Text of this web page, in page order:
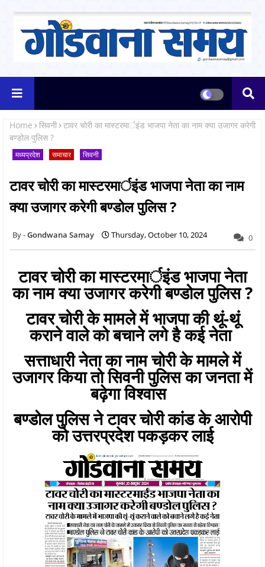
Home सिवनी टावर चोरी का मास्टरमार्इंड भाजपा नेता का नाम क्या उजागर करेगी
बण्डोल पुलिस ?
मध्यप्रदेश समाचार सिवनी
टावर चोरी का मास्टरमार्इंड भाजपा नेता का नाम
क्या उजागर करेगी बण्डोल पुलिस ?
Gondwana Samay Thursday, October 10, 2024 0
टावर चोरी का मास्टरमार्इंड भाजपा नेता
का नाम क्या उजागर करेगी बण्डोल पुलिस ?
टावर चोरी के मामले में भाजपा की थूं-थूं
कराने वाले को बचाने लगे है कई नेता
सत्ताधारी नेता का नाम चोरी के मामले में
उजागर किया तो सिवनी पुलिस का जनता में
बढ़ेगा विश्वास
बण्डोल पुलिस ने टावर चोरी कांड के आरोपी
को उत्तरप्रदेश पकड़कर लाई